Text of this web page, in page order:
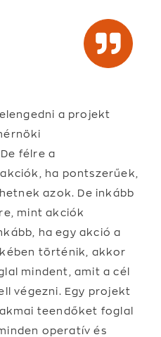
a projekt
félre a
ha pontszerűek,
azok. De inkább
mint akciók
ha egy akció a
történik, akkor
mindent, amit a cél
végezni. Egy projekt
teendőket foglal
operatív és